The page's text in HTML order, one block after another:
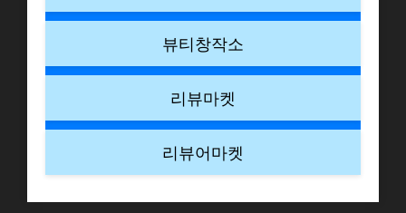
뷰티창작소
리뷰마켓
리뷰어마켓